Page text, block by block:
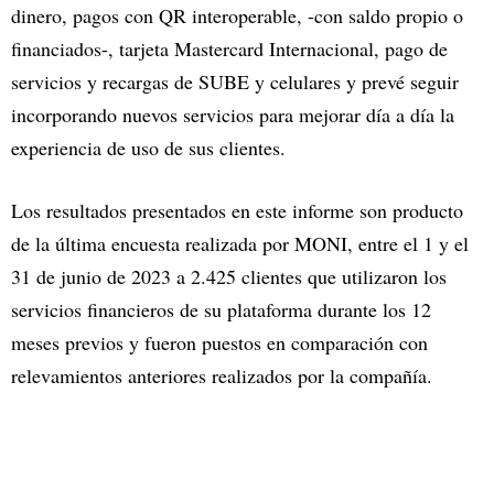
dinero, pagos con QR interoperable, -con saldo propio o
financiados-, tarjeta Mastercard Internacional, pago de
servicios y recargas de SUBE y celulares y prevé seguir
incorporando nuevos servicios para mejorar día a día la
experiencia de uso de sus clientes.
Los resultados presentados en este informe son producto
de la última encuesta realizada por MONI, entre el 1 y el
31 de junio de 2023 a 2.425 clientes que utilizaron los
servicios financieros de su plataforma durante los 12
meses previos y fueron puestos en comparación con
relevamientos anteriores realizados por la compañía.